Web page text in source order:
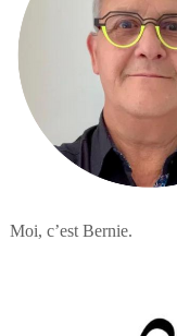
Moi, c’est Bernie.